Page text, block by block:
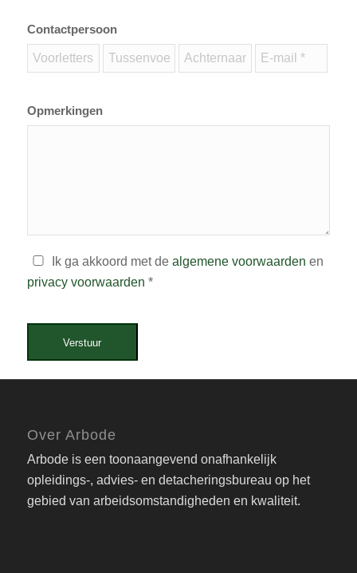
Contactpersoon
Opmerkingen
Ik ga akkoord met de algemene voorwaarden en
privacy voorwaarden *
Verstuur
Over Arbode
Arbode is een toonaangevend onafhankelijk
opleidings-, advies- en detacheringsbureau op het
gebied van arbeidsomstandigheden en kwaliteit.